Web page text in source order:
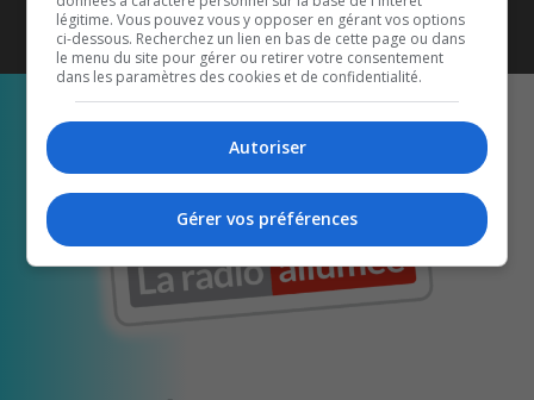
Écoutez-nous aussi sur…
légitime. Vous pouvez vous y opposer en gérant vos options
ci-dessous. Recherchez un lien en bas de cette page ou dans
le menu du site pour gérer ou retirer votre consentement
dans les paramètres des cookies et de confidentialité.
Autoriser
Gérer vos préférences